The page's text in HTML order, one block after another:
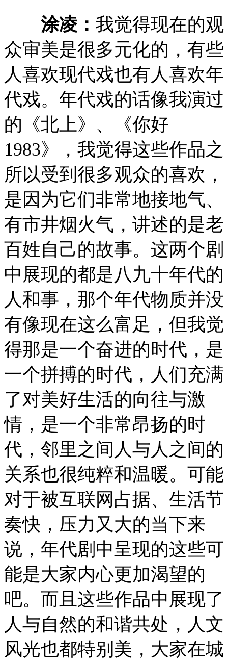
涂凌： 我觉得现在的观
众审美是很多元化的，有些
人喜欢现代戏也有人喜欢年
代戏。年代戏的话像我演过
的《北上》、《你好
1983》，我觉得这些作品之
所以受到很多观众的喜欢，
是因为它们非常地接地气、
有市井烟火气，讲述的是老
百姓自己的故事。这两个剧
中展现的都是八九十年代的
人和事，那个年代物质并没
有像现在这么富足，但我觉
得那是一个奋进的时代，是
一个拼搏的时代，人们充满
了对美好生活的向往与激
情，是一个非常昂扬的时
代，邻里之间人与人之间的
关系也很纯粹和温暖。可能
对于被互联网占据、生活节
奏快，压力又大的当下来
说，年代剧中呈现的这些可
能是大家内心更加渴望的
吧。而且这些作品中展现了
人与自然的和谐共处，人文
风光也都特别美，大家在城